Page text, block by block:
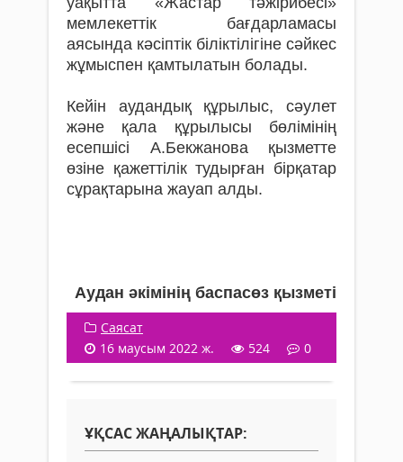
мемлекеттік бағдарламасы
аясында кәсіптік біліктілігіне сәйкес
жұмыспен қамтылатын болады.
Кейін аудандық құрылыс, сәулет
және қала құрылысы бөлімінің
есепшісі А.Бекжанова қызметте
өзіне қажеттілік тудырған бірқатар
сұрақтарына жауап алды.
Аудан әкімінің баспасөз қызметі
Саясат
16 маусым 2022 ж.
524 0
ҰҚСАС ЖАҢАЛЫҚТАР: